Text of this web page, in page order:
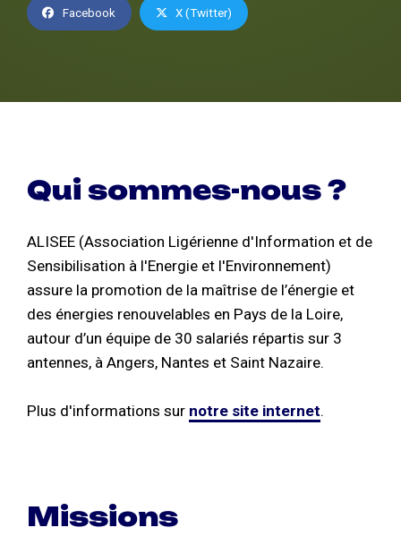
Facebook X (Twitter)
Qui sommes-nous ?
ALISEE (Association Ligérienne d'Information et de
Sensibilisation à l'Energie et l'Environnement)
assure la promotion de la maîtrise de l’énergie et
des énergies renouvelables en Pays de la Loire,
autour d’un équipe de 30 salariés répartis sur 3
antennes, à Angers, Nantes et Saint Nazaire.
Plus d'informations sur notre site internet.
Missions